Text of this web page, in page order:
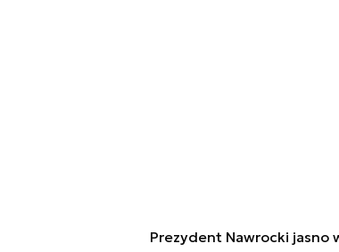
Prezydent Nawrocki jasno